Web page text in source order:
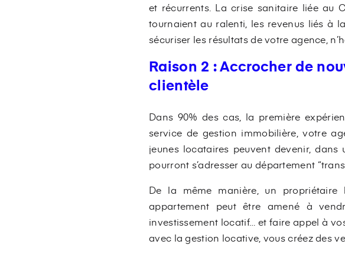
et récurrents. La crise sanitaire liée au
tournaient au ralenti, les revenus liés à
sécuriser les résultats de votre agence,
Raison 2 : Accrocher de
clientèle
Dans 90% des cas, la première
service de gestion immobilière, votre
jeunes locataires peuvent devenir,
pourront s’adresser au département
De la même manière, un
appartement peut être amené à
investissement locatif… et faire appel à
avec la gestion locative, vous créez des